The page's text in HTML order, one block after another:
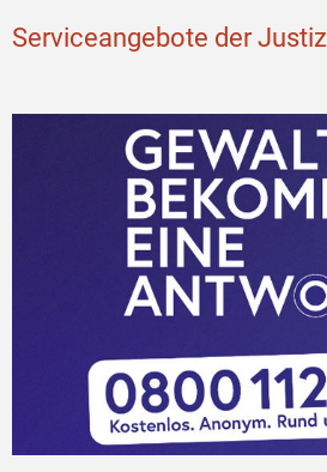
Serviceangebote der Justiz